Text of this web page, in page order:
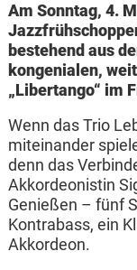
Am Sonntag, 4.
bestehend aus
kongenialen,
„Libertango“ im
Wenn das Trio
miteinander
denn das
Akkordeonistin
Genießen – fünf
Kontrabass, ein
Akkordeon.